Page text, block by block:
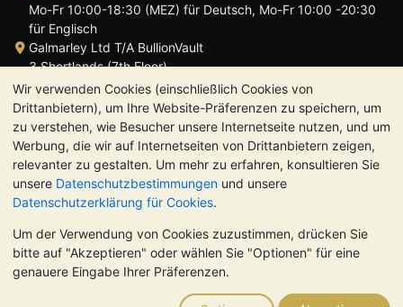
Wir verwenden Cookies (einschließlich Cookies von
Drittanbietern), um Ihre Website-Präferenzen zu speichern, um
zu verstehen, wie Besucher unsere Internetseite nutzen, und um
Werbung, die wir auf Internetseiten von Drittanbietern zeigen,
relevanter zu gestalten. Um mehr zu erfahren, konsultieren Sie
unsere Datenschutzbestimmungen und unsere
Datenschutzerklärung für Cookies.
Um der Verwendung von Cookies zuzustimmen, drücken Sie
bitte auf "Akzeptieren" oder wählen Sie "Optionen" für eine
genauere Eingabe Ihrer Präferenzen.
Mo-Fr 10:00-18:30 (MEZ) für Deutsch, Mo-Fr 10:00 -20:30
für Englisch
Galmarley Ltd T/A BullionVault
3 Shortlands (7th Floor)
Hammersmith
London
W6 8DA
Großbritannien
TrustScore 4.8 | 724 Bewertungen
BITTE BEACHTEN SIE: Der Wert von Edelmetallen kann sowohl
steigen als auch fallen. Historische Trends sind keine Garantie
für zukünftige Preisentwicklungen. Nichts auf den Webseiten